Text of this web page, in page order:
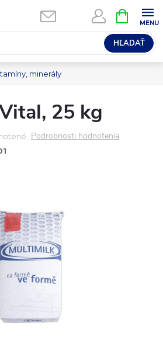
HĽADAŤ
KOŠÍK
minerály
25 kg
Podrobnosti hodnotenia